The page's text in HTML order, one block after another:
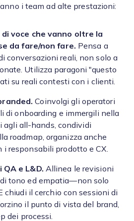
i team ad alte prestazioni:
voce che vanno oltre la
da fare/non fare. Pensa a
conversazioni reali, non solo a
Utilizza paragoni "questo
su reali contesti con i clienti.
Coinvolgi gli operatori
di onboarding e immergili nella
agli all-hands, condividi
roadmap, organizza anche
i responsabili prodotto e CX.
e L&D. Allinea le revisioni
tono ed empatia—non solo
chiudi il cerchio con sessioni di
il punto di vista del brand,
dei processi.